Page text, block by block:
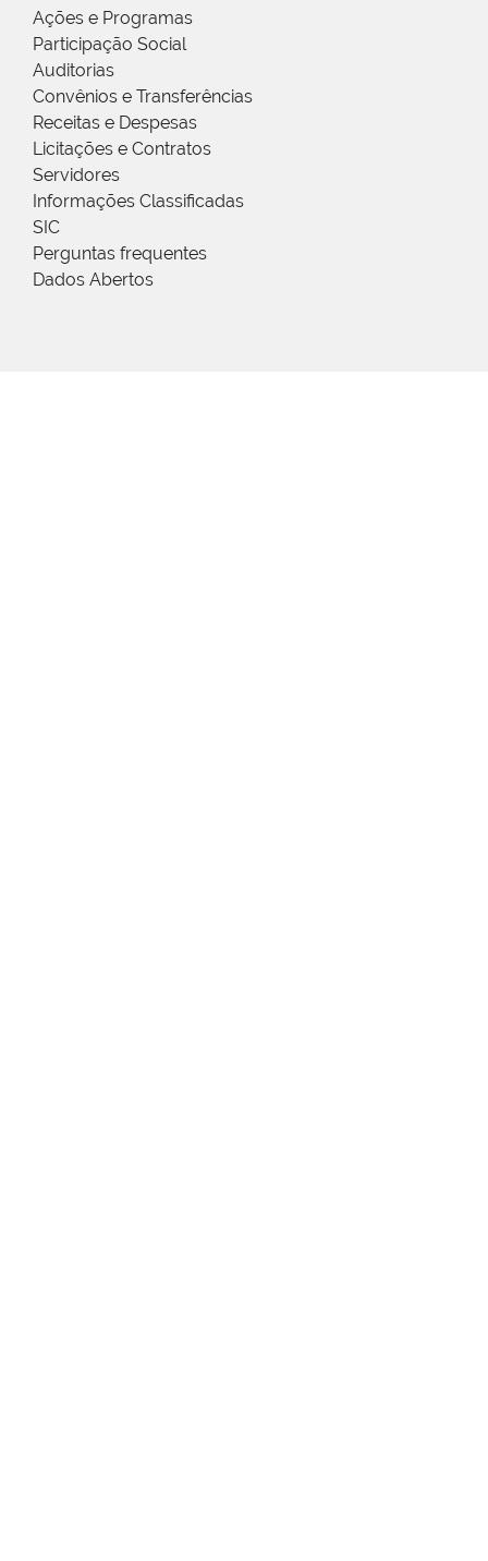
Ações e Programas
Participação Social
Auditorias
Convênios e Transferências
Receitas e Despesas
Licitações e Contratos
Servidores
Informações Classificadas
SIC
Perguntas frequentes
Dados Abertos